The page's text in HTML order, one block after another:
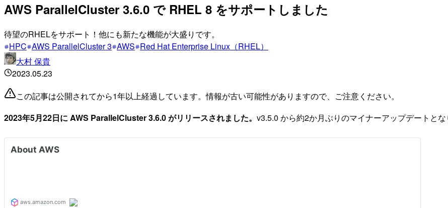
AWS ParallelCluster 3.6.0 で RHEL 8 をサポートしました
待望のRHELをサポート！他にも新たな機能が大盛りです。
HPC AWS ParallelCluster 3 AWS Red Hat Enterprise Linux（RHEL）
大村 保貴
2023.05.23
この記事は公開されてから1年以上経過しています。情報が古い可能性がありますので、ご注意ください。
2023年5月22日に AWS ParallelCluster 3.6.0 がリリースされました。 v3.5.0 から約2か月ぶりのマイナーアップデートとな